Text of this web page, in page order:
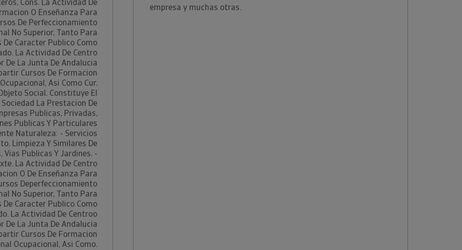
Cons. La Actividad De
O Enseñanza Para
De Perfeccionamiento
No Superior, Tanto Para
Caracter Publico Como
La Actividad De Centro
De La Junta De Andalucia
Cursos De Formacion
Asi Como Cur.
Social. Constituye El
La Prestacion De
Publicas, Privadas,
Publicas Y Particulares
Naturaleza: - Servicios
Limpieza Y Similares De
Vias Publicas Y Jardines. -
La Actividad De Centro
O De Enseñanza Para
Deperfeccionamiento
No Superior, Tanto Para
Caracter Publico Como
La Actividad De Centroo
De La Junta De Andalucia
Cursos De Formacion
Ocupacional, Asi Como.
empresa y muchas otras.